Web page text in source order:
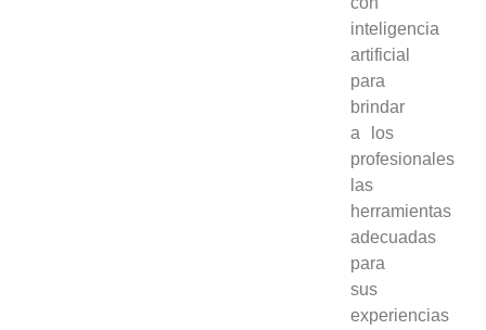
inteligencia
artificial
para
brindar
a los
profesionales
las
herramientas
adecuadas
para
sus
experiencias